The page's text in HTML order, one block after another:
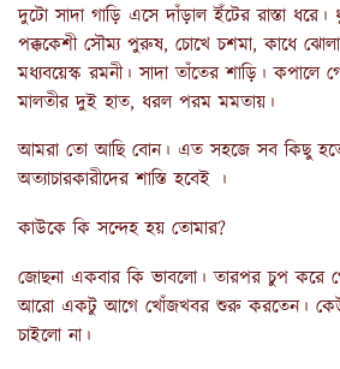
দুটো সাদা গাড়ি এসে দাঁড়াল ইঁটের রাস্তা ধরে।
পক্ককেশী সৌম্য পুরুষ, চোখে চশমা, কাধে
মধ্যবয়েস্ক রমনী। সাদা তাঁতের শাড়ি।
মালতীর দুই হাত, ধরল পরম মমতায়।
আমরা তো আছি বোন। এত সহজে সব কিছু
অত্যাচারকারীদের শাস্তি হবেই ।
কাউকে কি সন্দেহ হয় তোমার?
জোছনা একবার কি ভাবলো। তারপর চুপ করে
আরো একটু আগে খোঁজখবর শুরু করতেন। কেউ
চাইলো না।